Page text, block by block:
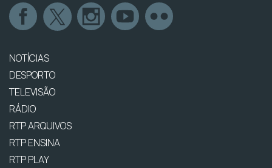
NOTÍCIAS
DESPORTO
TELEVISÃO
RÁDIO
RTP ARQUIVOS
RTP ENSINA
RTP PLAY